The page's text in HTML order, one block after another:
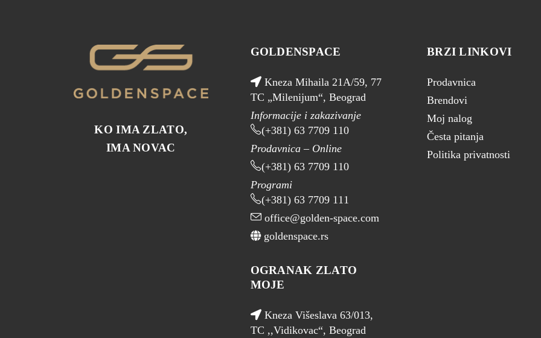
KO IMA ZLATO,
IMA NOVAC
GOLDENSPACE
Kneza Mihaila 21A/59, 77
TC „Milenijum“, Beograd
Informacije i zakazivanje
(+381) 63 7709 110
Prodavnica – Online
(+381) 63 7709 110
Programi
(+381) 63 7709 111
office@golden-space.com
goldenspace.rs
OGRANAK ZLATO
MOJE
Kneza Višeslava 63/013,
TC ,,Vidikovac“, Beograd
BRZI LINKOVI
Prodavnica
Brendovi
Moj nalog
Česta pitanja
Politika privatnosti